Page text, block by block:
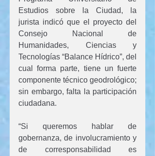
Estudios sobre la Ciudad, la
jurista indicó que el proyecto del
Consejo Nacional de
Humanidades, Ciencias y
Tecnologías “Balance Hídrico”, del
cual forma parte, tiene un fuerte
componente técnico geodrológico;
sin embargo, falta la participación
ciudadana.
“Si queremos hablar de
gobernanza, de involucramiento y
de corresponsabilidad es